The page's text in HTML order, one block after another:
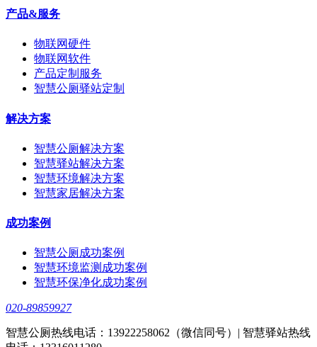
产品&服务
物联网硬件
物联网软件
产品定制服务
智慧公厕驿站定制
解决方案
智慧公厕解决方案
智慧驿站解决方案
智慧环境解决方案
智慧家居解决方案
成功案例
智慧公厕成功案例
智慧环境监测成功案例
智慧环保净化成功案例
020-89859927
智慧公厕热线电话：13922258062（微信同号）| 智慧驿站热线